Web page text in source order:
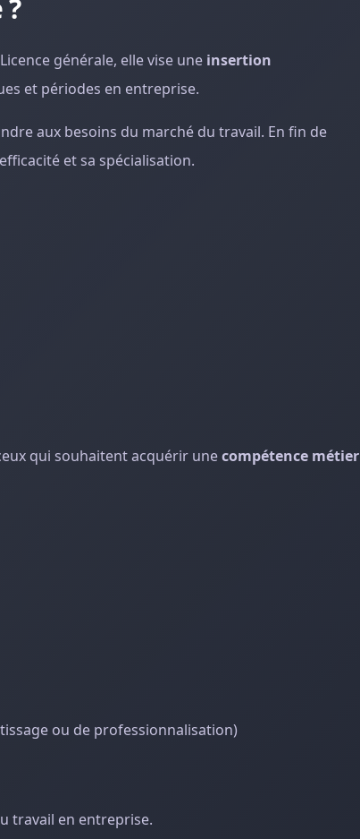
générale, elle vise une insertion
et périodes en entreprise.
aux besoins du marché du travail. En fin de
et sa spécialisation.
qui souhaitent acquérir unecompétence métier
ou de professionnalisation)
travail en entreprise.